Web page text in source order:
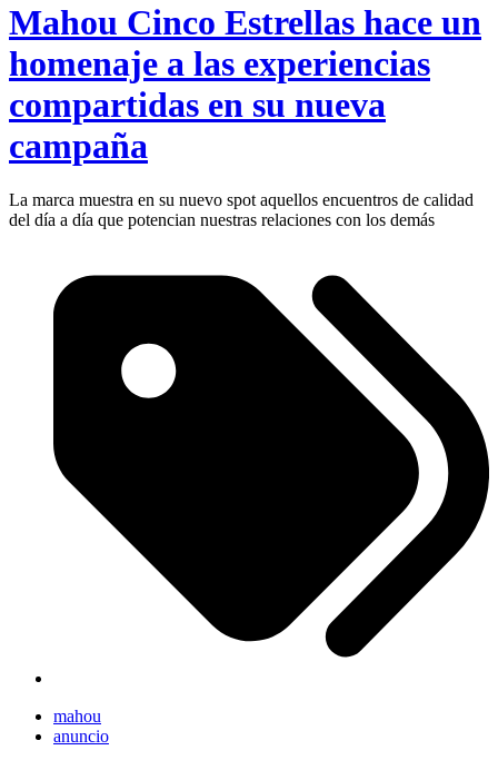
Mahou Cinco Estrellas hace un
homenaje a las experiencias
compartidas en su nueva
campaña
La marca muestra en su nuevo spot aquellos encuentros de calidad
del día a día que potencian nuestras relaciones con los demás
mahou
anuncio